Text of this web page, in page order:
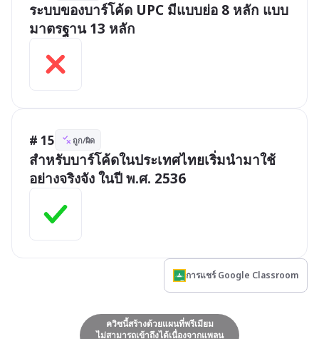
ระบบของบาร์โค้ด UPC มีแบบย่อ 8 หลัก แบบ
มาตรฐาน 13 หลัก
# 15 ถูก/ผิด
สำหรับบาร์โค้ดในประเทศไทยเริ่มนำมาใช้
อย่างจริงจัง ในปี พ.ศ. 2536
การแชร์ Google Classroom
ควิซนี้สร้างด้วยแผนที่พรีเมียม
ไม่สามารถเข้าถึงได้เนื่องจากแพลน